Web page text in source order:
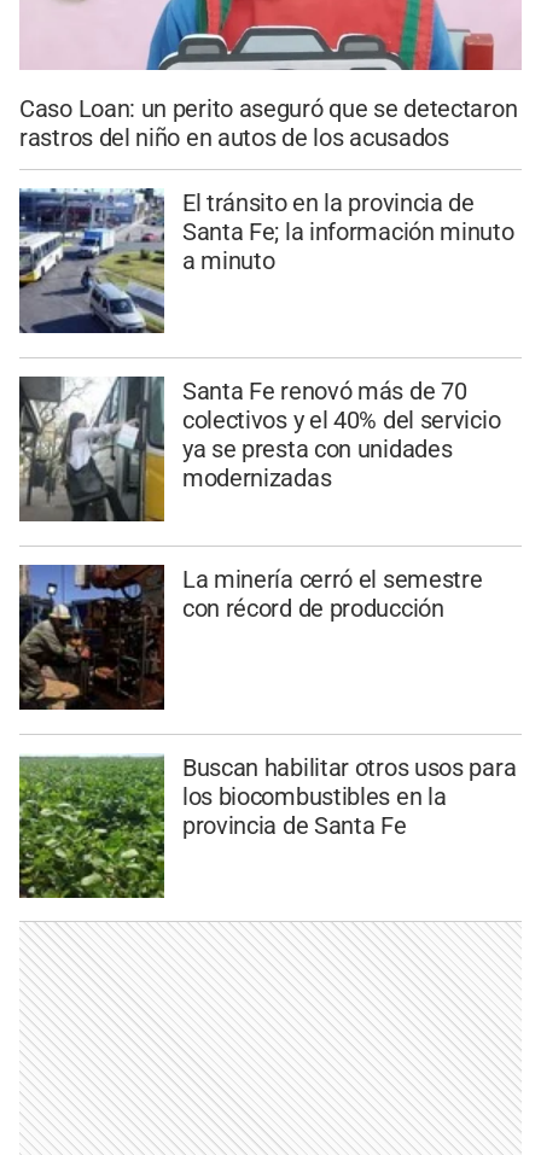
Caso Loan: un perito aseguró que se detectaron
rastros del niño en autos de los acusados
El tránsito en la provincia de
Santa Fe; la información minuto
a minuto
Santa Fe renovó más de 70
colectivos y el 40% del servicio
ya se presta con unidades
modernizadas
La minería cerró el semestre
con récord de producción
Buscan habilitar otros usos para
los biocombustibles en la
provincia de Santa Fe